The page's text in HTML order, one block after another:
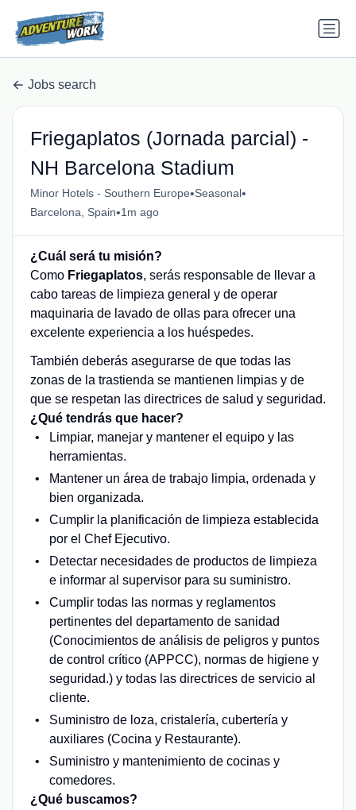
Jobs search
Friegaplatos (Jornada parcial) -
NH Barcelona Stadium
Minor Hotels - Southern Europe•Seasonal•
Barcelona, Spain•1m ago
¿Cuál será tu misión?
Como Friegaplatos, serás responsable de llevar a
cabo tareas de limpieza general y de operar
maquinaria de lavado de ollas para ofrecer una
excelente experiencia a los huéspedes.
También deberás asegurarse de que todas las
zonas de la trastienda se mantienen limpias y de
que se respetan las directrices de salud y seguridad.
¿Qué tendrás que hacer?
Limpiar, manejar y mantener el equipo y las
herramientas.
Mantener un área de trabajo limpia, ordenada y
bien organizada.
Cumplir la planificación de limpieza establecida
por el Chef Ejecutivo.
Detectar necesidades de productos de limpieza
e informar al supervisor para su suministro.
Cumplir todas las normas y reglamentos
pertinentes del departamento de sanidad
(Conocimientos de análisis de peligros y puntos
de control crítico (APPCC), normas de higiene y
seguridad.) y todas las directrices de servicio al
cliente.
Suministro de loza, cristalería, cubertería y
auxiliares (Cocina y Restaurante).
Suministro y mantenimiento de cocinas y
comedores.
¿Qué buscamos?